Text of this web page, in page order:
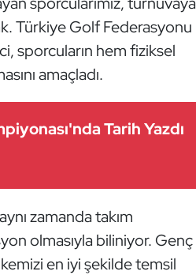
Türkiye Golf Federasyonu
sporcuların hem fiziksel
amaçladı.
Tarih Yazdı
zamanda takım
olmasıyla biliniyor. Genç
en iyi şekilde temsil